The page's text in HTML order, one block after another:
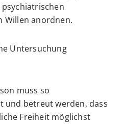
Willen anordnen.
Untersuchung
muss so
und betreut werden, dass
Freiheit möglichst